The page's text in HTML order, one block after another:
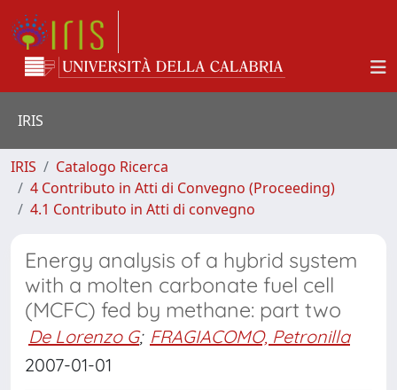
IRIS
IRIS
Catalogo Ricerca
4 Contributo in Atti di Convegno (Proceeding)
4.1 Contributo in Atti di convegno
Energy analysis of a hybrid system
with a molten carbonate fuel cell
(MCFC) fed by methane: part two
De Lorenzo G; FRAGIACOMO, Petronilla
2007-01-01